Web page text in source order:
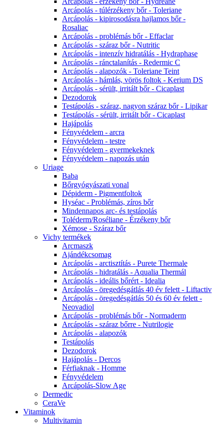
Arcápolás - túlérzékeny bőr - Toleriane
Arcápolás - kipirosodásra hajlamos bőr -
Rosaliac
Arcápolás - problémás bőr - Effaclar
Arcápolás - száraz bőr - Nutritic
Arcápolás - intenzív hidratálás - Hydraphase
Arcápolás - ránctalanítás - Redermic C
Arcápolás - alapozók - Toleriane Teint
Arcápolás - hámlás, vörös foltok - Kerium DS
Arcápolás - sérült, irritált bőr - Cicaplast
Dezodorok
Testápolás - száraz, nagyon száraz bőr - Lipikar
Testápolás - sérült, irritált bőr - Cicaplast
Hajápolás
Fényvédelem - arcra
Fényvédelem - testre
Fényvédelem - gyermekeknek
Fényvédelem - napozás után
Uriage
Baba
Bőrgyógyászati vonal
Dépiderm - Pigmentfoltok
Hyséac - Problémás, zíros bőr
Mindennapos arc- és testápolás
Toléderm/Roséliane - Érzékeny bőr
Xémose - Száraz bőr
Vichy termékek
Arcmaszk
Ajándékcsomag
Arcápolás - arctisztítás - Purete Thermale
Arcápolás - hidratálás - Aqualia Thermál
Arcápolás - ideális bőrért - Idealia
Arcápolás - öregedésgátlás 40 év felett - Liftactiv
Arcápolás - öregedésgátlás 50 és 60 év felett -
Neovadiol
Arcápolás - problémás bőr - Normaderm
Arcápolás - száraz bőrre - Nutrilogie
Arcápolás - alapozók
Testápolás
Dezodorok
Hajápolás - Dercos
Férfiaknak - Homme
Fényvédelem
Arcápolás-Slow Age
Dermedic
CeraVe
Vitaminok
Multivitamin